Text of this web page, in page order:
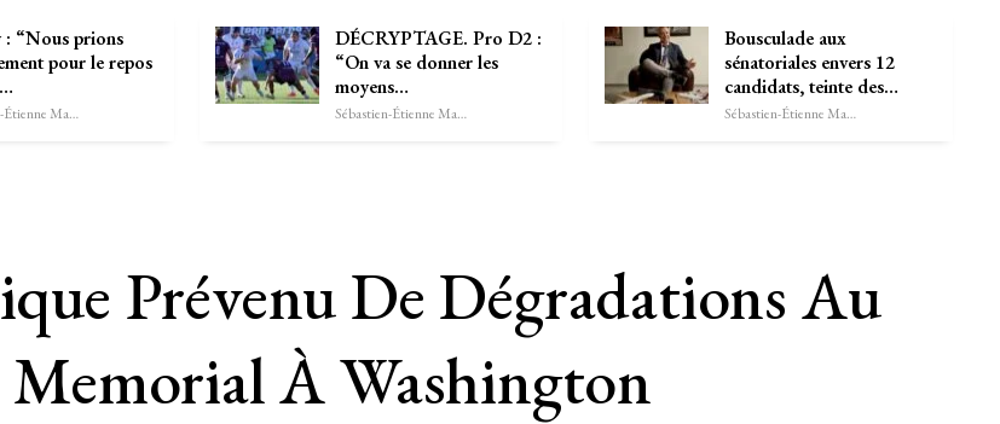
“Nous prions
pour le repos
Sébastien-Étienne Marechal
DÉCRYPTAGE. Pro D2 :
“On va se donner les
moyens…
Sébastien-Étienne Marechal
Bousculade aux
sénatoriales envers 12
candidats, teinte des…
Sébastien-Étienne Marechal
Prévenu De Dégradations Au
À Washington